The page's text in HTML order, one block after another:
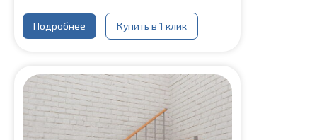
Подробнее Купить в 1 клик